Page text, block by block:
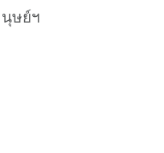
ษย์ฯ